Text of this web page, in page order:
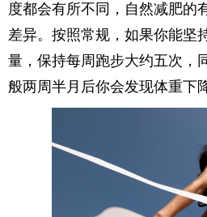
度都会有所不同，自然减肥的
差异。按照常规，如果你能坚
量，保持每周跑步大约五次，
般两周半月后你会发现体重下